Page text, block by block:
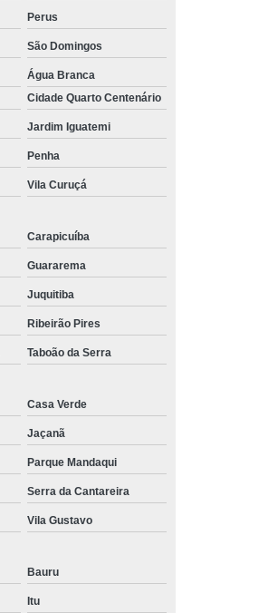
Perus
São Domingos
Água Branca
Cidade Quarto Centenário
Jardim Iguatemi
Penha
Vila Curuçá
Carapicuíba
Guararema
Juquitiba
Ribeirão Pires
Taboão da Serra
Casa Verde
Jaçanã
Parque Mandaqui
Serra da Cantareira
Vila Gustavo
Bauru
Itu